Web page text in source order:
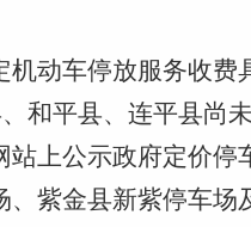
机动车停放服务收
和平县、连平县尚
站上公示政府定价
、紫金县新紫停车